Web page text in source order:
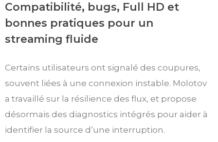
Compatibilité, bugs, Full HD et
bonnes pratiques pour un
streaming fluide
Certains utilisateurs ont signalé des coupures,
souvent liées à une connexion instable. Molotov
a travaillé sur la résilience des flux, et propose
désormais des diagnostics intégrés pour aider à
identifier la source d’une interruption.